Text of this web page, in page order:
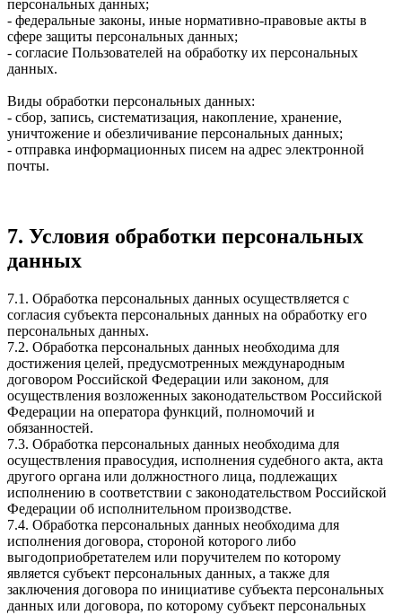
персональных данных;
- федеральные законы, иные нормативно-правовые акты в
сфере защиты персональных данных;
- согласие Пользователей на обработку их персональных
данных.
Виды обработки персональных данных:
- сбор, запись, систематизация, накопление, хранение,
уничтожение и обезличивание персональных данных;
- отправка информационных писем на адрес электронной
почты.
7. Условия обработки персональных
данных
7.1. Обработка персональных данных осуществляется с
согласия субъекта персональных данных на обработку его
персональных данных.
7.2. Обработка персональных данных необходима для
достижения целей, предусмотренных международным
договором Российской Федерации или законом, для
осуществления возложенных законодательством Российской
Федерации на оператора функций, полномочий и
обязанностей.
7.3. Обработка персональных данных необходима для
осуществления правосудия, исполнения судебного акта, акта
другого органа или должностного лица, подлежащих
исполнению в соответствии с законодательством Российской
Федерации об исполнительном производстве.
7.4. Обработка персональных данных необходима для
исполнения договора, стороной которого либо
выгодоприобретателем или поручителем по которому
является субъект персональных данных, а также для
заключения договора по инициативе субъекта персональных
данных или договора, по которому субъект персональных